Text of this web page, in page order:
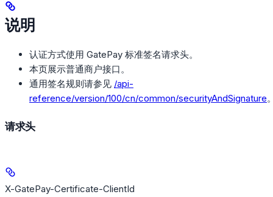
说明
认证方式使用 GatePay 标准签名请求头。
本页展示普通商户接口。
通用签名规则请参见 /api-
reference/version/100/cn/common/securityAndSignature
请求头
X-GatePay-Certificate-ClientId